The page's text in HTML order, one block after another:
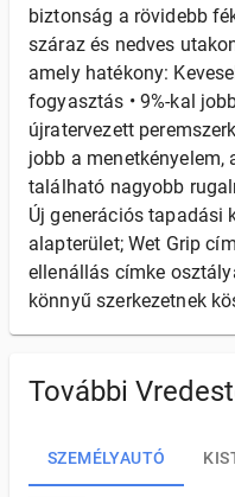
biztonság a rövidebb
száraz és nedves
amely hatékony:
fogyasztás • 9%-kal
újratervezett
jobb a
található nagyobb
Új generációs tapadási
alapterület; Wet Grip
ellenállás címke
könnyű szerkezetnek
További
SZEMÉLYAUTÓ